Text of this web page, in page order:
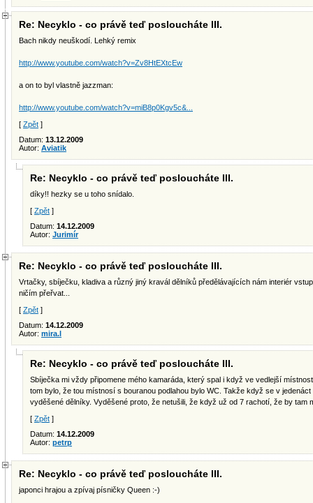
Re: Necyklo - co právě teď posloucháte III.
Bach nikdy neuškodí. Lehký remix
http://www.youtube.com/watch?v=Zv8HtEXtcEw
a on to byl vlastně jazzman:
http://www.youtube.com/watch?v=miB8p0Kgv5c&...
[ Zpět ]
Datum: 13.12.2009
Autor: Aviatik
Re: Necyklo - co právě teď posloucháte III.
díky!! hezky se u toho snídalo.
[ Zpět ]
Datum: 14.12.2009
Autor: Jurimír
Re: Necyklo - co právě teď posloucháte III.
Vrtačky, sbíječku, kladiva a různý jiný kravál dělníků předělávajících nám interiér
ničím přeřvat...
[ Zpět ]
Datum: 14.12.2009
Autor: mira.l
Re: Necyklo - co právě teď posloucháte III.
Sbíječka mi vždy připomene mého kamaráda, který spal i když ve vedlejší
tom bylo, že tou místnosí s bouranou podlahou bylo WC. Takže když se v
vyděšené dělníky. Vyděšené proto, že netušili, že když už od 7 rachotí, že by tam
[ Zpět ]
Datum: 14.12.2009
Autor: petrp
Re: Necyklo - co právě teď posloucháte III.
japonci hrajou a zpívaj písničky Queen :-)